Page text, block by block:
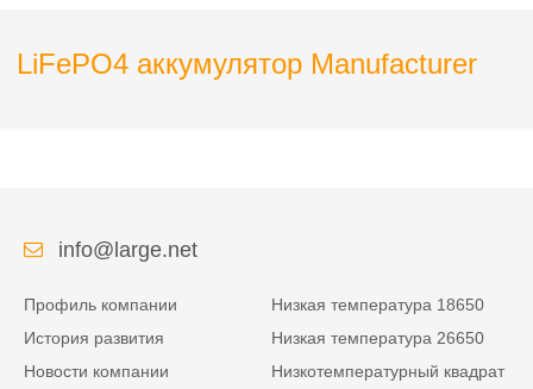
LiFePO4 аккумулятор Manufacturer
info@large.net
Профиль компании
История развития
Новости компании
Низкая температура 18650
Низкая температура 26650
Низкотемпературный квадрат